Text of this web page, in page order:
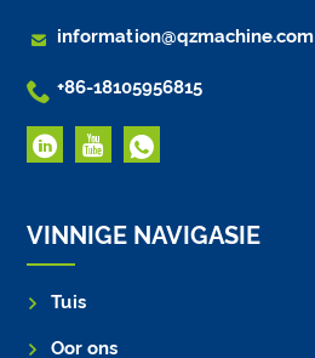
 information@qzmachine.com
 +86-18105956815
VINNIGE NAVIGASIE
Tuis
Oor ons